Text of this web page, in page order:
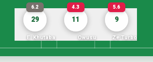
9
5.6
Ze Turbo
11
4.3
Owusu
29
6.2
E. Khutaba